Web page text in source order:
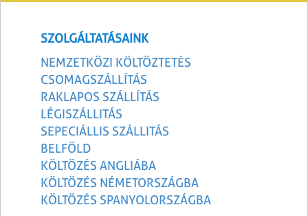
SZOLGÁLTATÁSAINK
NEMZETKÖZI KÖLTÖZTETÉS
CSOMAGSZÁLLÍTÁS
RAKLAPOS SZÁLLÍTÁS
LÉGISZÁLLITÁS
SEPECIÁLLIS SZÁLLITÁS
BELFÖLD
KÖLTÖZÉS ANGLIÁBA
KÖLTÖZÉS NÉMETORSZÁGBA
KÖLTÖZÉS SPANYOLORSZÁGBA